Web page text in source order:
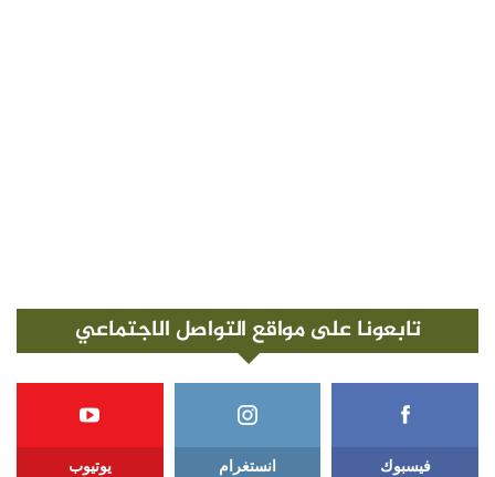
تابعونا على مواقع التواصل الاجتماعي
فيسبوك انستغرام يوتيوب